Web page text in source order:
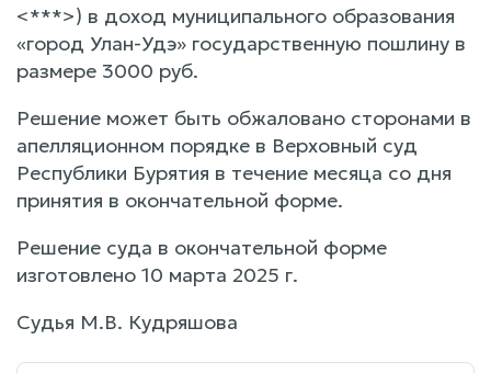
<***>) в доход муниципального образования
«город Улан-Удэ» государственную пошлину в
размере 3000 руб.
Решение может быть обжаловано сторонами в
апелляционном порядке в Верховный суд
Республики Бурятия в течение месяца со дня
принятия в окончательной форме.
Решение суда в окончательной форме
изготовлено 10 марта 2025 г.
Судья М.В. Кудряшова